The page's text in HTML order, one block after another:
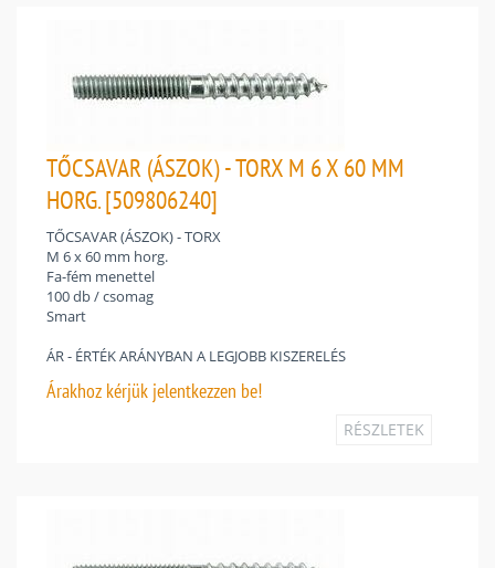
TŐCSAVAR (ÁSZOK) - TORX M 6 X 60 MM
HORG. [509806240]
TŐCSAVAR (ÁSZOK) - TORX
M 6 x 60 mm horg.
Fa-fém menettel
100 db / csomag
Smart
ÁR - ÉRTÉK ARÁNYBAN A LEGJOBB KISZERELÉS
Árakhoz kérjük jelentkezzen be!
RÉSZLETEK